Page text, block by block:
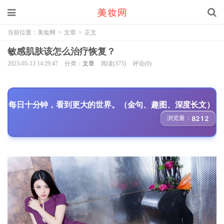
当前位置： 美妆网 > 文章 > 正文
敏感肌肤该怎么治疗恢复？
2023-05-13 14:29:47 分类： 文章 阅读(373) 评论(0)
每日十分钟，看到更大的世界。（金句、趣图、深度长文）
浏览量： 8212